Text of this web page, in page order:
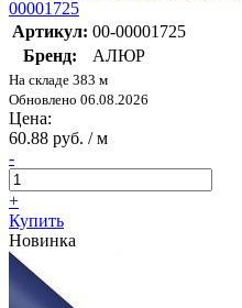
00001725
Артикул: 00-00001725
Бренд:
АЛЮР
На складе 383 м
Обновлено 06.08.2026
Цена:
60.88 руб. / м
-
+
Купить
Новинка